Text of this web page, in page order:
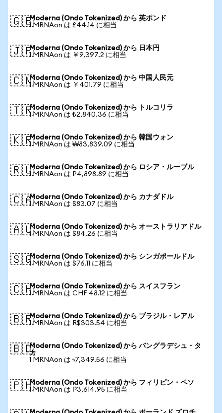
🇬🇧Moderna (Ondo Tokenized) から 英ポンド
1 MRNAon は £44.14 に相当
🇯🇵Moderna (Ondo Tokenized) から 日本円
1 MRNAon は ￥9,397.2 に相当
🇨🇳Moderna (Ondo Tokenized) から 中国人民元
1 MRNAon は ￥401.79 に相当
🇹🇷Moderna (Ondo Tokenized) から トルコリラ
1 MRNAon は ₺2,840.36 に相当
🇰🇷Moderna (Ondo Tokenized) から 韓国ウォン
1 MRNAon は ₩83,839.09 に相当
🇷🇺Moderna (Ondo Tokenized) から ロシア・ルーブル
1 MRNAon は ₽4,898.89 に相当
🇨🇦Moderna (Ondo Tokenized) から カナダドル
1 MRNAon は $83.07 に相当
🇦🇺Moderna (Ondo Tokenized) から オーストラリアドル
1 MRNAon は $84.26 に相当
🇸🇬Moderna (Ondo Tokenized) から シンガポールドル
1 MRNAon は $76.11 に相当
🇨🇭Moderna (Ondo Tokenized) から スイスフラン
1 MRNAon は CHF 48.12 に相当
🇧🇷Moderna (Ondo Tokenized) から ブラジル・レアル
1 MRNAon は R$303.54 に相当
🇧🇩Moderna (Ondo Tokenized) から バングラデシュ・タ
カ
1 MRNAon は ৳7,349.56 に相当
🇵🇭Moderna (Ondo Tokenized) から フィリピン・ペソ
1 MRNAon は ₱3,614.95 に相当